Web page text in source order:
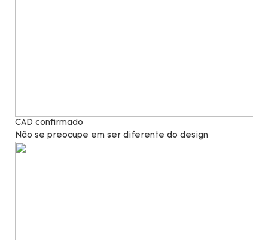
CAD confirmado
Não se preocupe em ser diferente do design